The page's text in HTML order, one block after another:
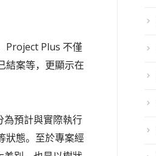
Project Plus 不僅
結案等，更顯示在
預計與實際執行
狀態。至於專案經